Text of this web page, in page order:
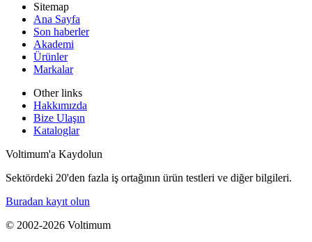
Sitemap
Ana Sayfa
Son haberler
Akademi
Ürünler
Markalar
Other links
Hakkımızda
Bize Ulaşın
Kataloglar
Voltimum'a Kaydolun
Sektördeki 20'den fazla iş ortağının ürün testleri ve diğer bilgileri.
Buradan kayıt olun
© 2002-2026 Voltimum